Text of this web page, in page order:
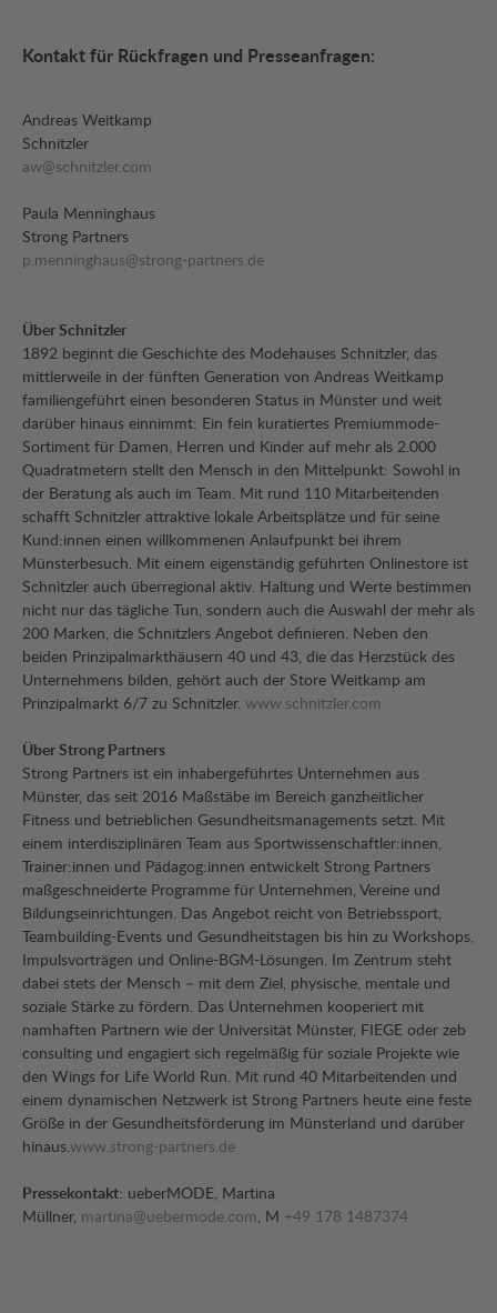
Kontakt für Rückfragen und Presseanfragen:
Andreas Weitkamp
Schnitzler
aw@schnitzler.com
Paula Menninghaus
Strong Partners
p.menninghaus@strong-partners.de
Über Schnitzler
1892 beginnt die Geschichte des Modehauses Schnitzler, das
mittlerweile in der fünften Generation von Andreas Weitkamp
familiengeführt einen besonderen Status in Münster und weit
darüber hinaus einnimmt: Ein fein kuratiertes Premiummode-
Sortiment für Damen, Herren und Kinder auf mehr als 2.000
Quadratmetern stellt den Mensch in den Mittelpunkt: Sowohl in
der Beratung als auch im Team. Mit rund 110 Mitarbeitenden
schafft Schnitzler attraktive lokale Arbeitsplätze und für seine
Kund:innen einen willkommenen Anlaufpunkt bei ihrem
Münsterbesuch. Mit einem eigenständig geführten Onlinestore ist
Schnitzler auch überregional aktiv. Haltung und Werte bestimmen
nicht nur das tägliche Tun, sondern auch die Auswahl der mehr als
200 Marken, die Schnitzlers Angebot definieren. Neben den
beiden Prinzipalmarkthäusern 40 und 43, die das Herzstück des
Unternehmens bilden, gehört auch der Store Weitkamp am
Prinzipalmarkt 6/7 zu Schnitzler. www.schnitzler.com
Über Strong Partners
Strong Partners ist ein inhabergeführtes Unternehmen aus
Münster, das seit 2016 Maßstäbe im Bereich ganzheitlicher
Fitness und betrieblichen Gesundheitsmanagements setzt. Mit
einem interdisziplinären Team aus Sportwissenschaftler:innen,
Trainer:innen und Pädagog:innen entwickelt Strong Partners
maßgeschneiderte Programme für Unternehmen, Vereine und
Bildungseinrichtungen. Das Angebot reicht von Betriebssport,
Teambuilding-Events und Gesundheitstagen bis hin zu Workshops,
Impulsvorträgen und Online-BGM-Lösungen. Im Zentrum steht
dabei stets der Mensch – mit dem Ziel, physische, mentale und
soziale Stärke zu fördern. Das Unternehmen kooperiert mit
namhaften Partnern wie der Universität Münster, FIEGE oder zeb
consulting und engagiert sich regelmäßig für soziale Projekte wie
den Wings for Life World Run. Mit rund 40 Mitarbeitenden und
einem dynamischen Netzwerk ist Strong Partners heute eine feste
Größe in der Gesundheitsförderung im Münsterland und darüber
hinaus.www.strong-partners.de
Pressekontakt: ueberMODE, Martina
Müllner, martina@uebermode.com, M +49 178 1487374